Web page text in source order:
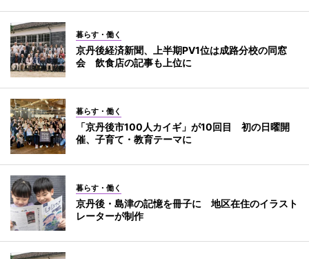
暮らす・働く
京丹後経済新聞、上半期PV1位は成路分校の同窓
会 飲食店の記事も上位に
暮らす・働く
「京丹後市100人カイギ」が10回目 初の日曜開
催、子育て・教育テーマに
暮らす・働く
京丹後・島津の記憶を冊子に 地区在住のイラスト
レーターが制作